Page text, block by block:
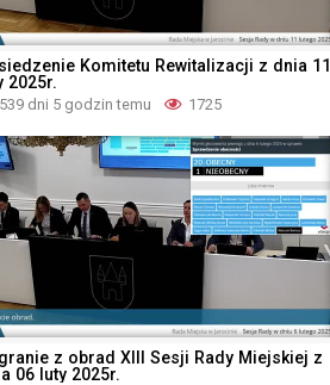
Komitetu Rewitalizacji z dnia 11
2025r.
539 dni 5 godzin temu 1725
z obrad XIII Sesji Rady Miejskiej z
06 luty 2025r.